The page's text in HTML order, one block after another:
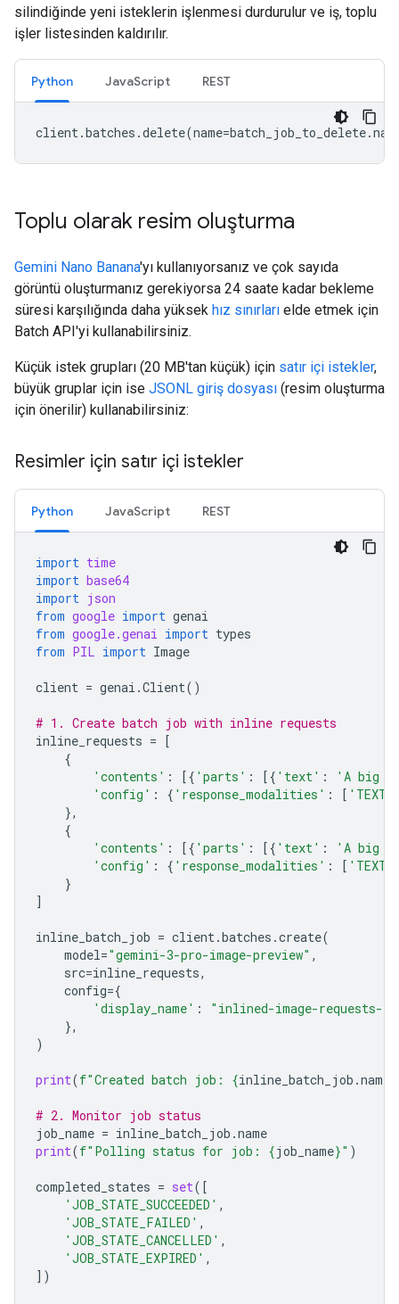
silindiğinde yeni isteklerin işlenmesi durdurulur ve iş, toplu
işler listesinden kaldırılır.
Python JavaScript REST
client.batches .delete(name=batch_job_to_delete.
Toplu olarak resim oluşturma
Gemini Nano Banana'yı kullanıyorsanız ve çok sayıda
görüntü oluşturmanız gerekiyorsa 24 saate kadar bekleme
süresi karşılığında daha yüksek hız sınırları elde etmek için
Batch API'yi kullanabilirsiniz.
Küçük istek grupları (20 MB'tan küçük) için satır içi istekler,
büyük gruplar için ise JSONL giriş dosyası (resim oluşturma
için önerilir) kullanabilirsiniz:
Resimler için satır içi istekler
Python JavaScript REST
import time
import base64
import json
from google import genai
from google.genai import types
from PIL import Image
client = genai .Client()
# 1. Create batch job with inline requests
inline_requests = [
{
'contents' : [{ 'parts' : [{ 'text' :
'A big
'config' : { 'response_modalities' : [ 'TEXT'
},
{
'contents' : [{ 'parts' : [{ 'text' :
'A big
'config' : { 'response_modalities' : [ 'TEXT'
}
]
inline_batch_job = client.batches .create(
model="gemini-3-pro-image-preview" ,
src=inline_requests,
config={
'display_name' :
"inlined-image-requests-
},
)
print(f"Created batch job: {inline_batch_job .name
# 2. Monitor job status
job_name = inline_batch_job .name
print(f"Polling status for job: {job_name}" )
completed_states = set([
'JOB_STATE_SUCCEEDED' ,
'JOB_STATE_FAILED' ,
'JOB_STATE_CANCELLED' ,
'JOB_STATE_EXPIRED' ,
])